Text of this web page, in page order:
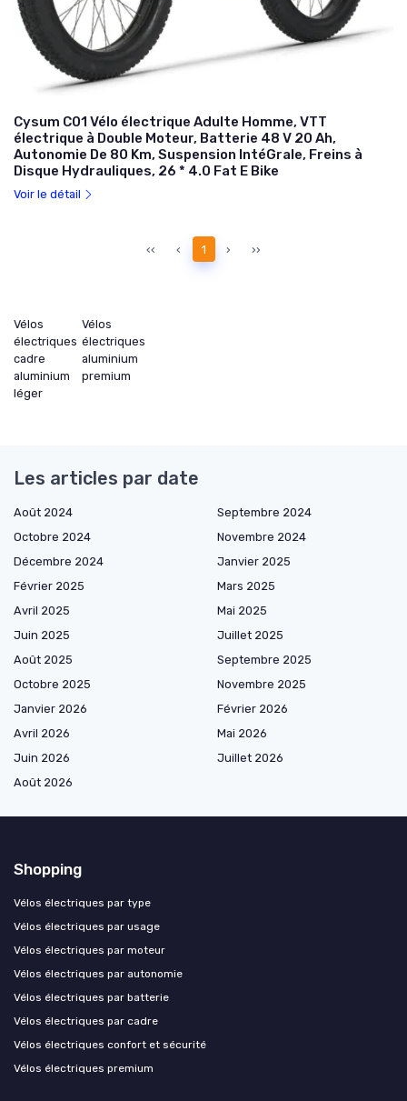
Cysum C01 Vélo électrique Adulte Homme, VTT
électrique à Double Moteur, Batterie 48 V 20 Ah,
Autonomie De 80 Km, Suspension IntéGrale, Freins à
Disque Hydrauliques, 26 * 4.0 Fat E Bike
Voir le détail
‹‹ ‹ 1 › ››
Vélos
électriques
cadre
aluminium
léger
Vélos
électriques
aluminium
premium
Les articles par date
Août 2024
Septembre 2024
Octobre 2024
Novembre 2024
Décembre 2024
Janvier 2025
Février 2025
Mars 2025
Avril 2025
Mai 2025
Juin 2025
Juillet 2025
Août 2025
Septembre 2025
Octobre 2025
Novembre 2025
Janvier 2026
Février 2026
Avril 2026
Mai 2026
Juin 2026
Juillet 2026
Août 2026
Shopping
Vélos électriques par type
Vélos électriques par usage
Vélos électriques par moteur
Vélos électriques par autonomie
Vélos électriques par batterie
Vélos électriques par cadre
Vélos électriques confort et sécurité
Vélos électriques premium